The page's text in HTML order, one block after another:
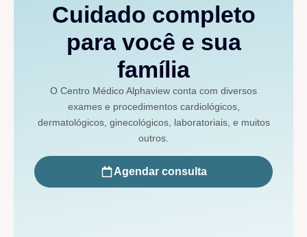
Cuidado completo
para você e sua
família
O Centro Médico Alphaview conta com diversos
exames e procedimentos cardiológicos,
dermatológicos, ginecológicos, laboratoriais, e muitos
outros.
Agendar consulta